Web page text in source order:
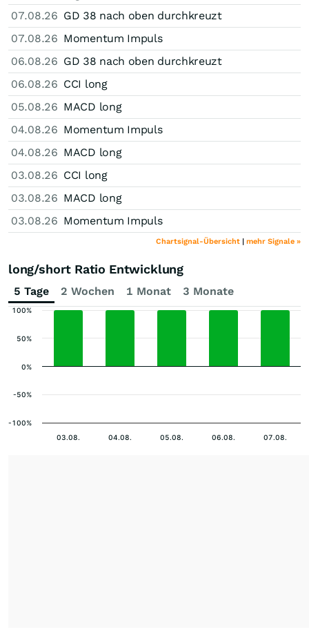
07.08.26 GD 38 nach oben durchkreuzt
07.08.26 Momentum Impuls
06.08.26 GD 38 nach oben durchkreuzt
06.08.26 CCI long
05.08.26 MACD long
04.08.26 Momentum Impuls
04.08.26 MACD long
03.08.26 CCI long
03.08.26 MACD long
03.08.26 Momentum Impuls
Chartsignal-Übersicht | mehr Signale »
long/short Ratio Entwicklung
5 Tage 2 Wochen 1 Monat 3 Monate
03.08. 04.08. 05.08. 06.08. 07.08.
-100%
-50%
0%
50%
100%